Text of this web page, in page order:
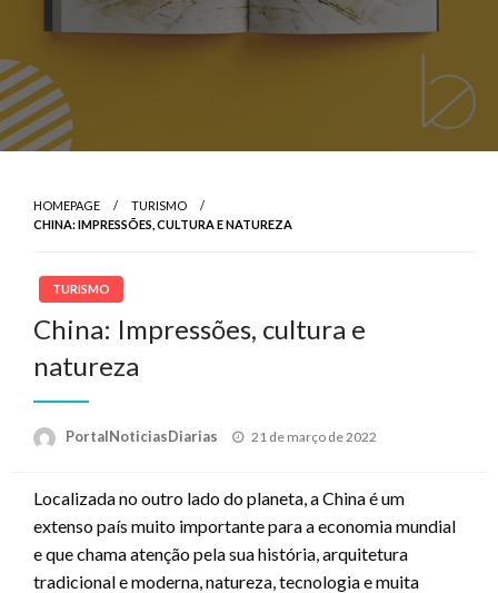
HOMEPAGE
TURISMO
CHINA: IMPRESSÕES, CULTURA E NATUREZA
TURISMO
China: Impressões, cultura e
natureza
PortalNoticiasDiarias
Posted
21 de março de 2022
Localizada no outro lado do planeta, a China é um
extenso país muito importante para a economia mundial
e que chama atenção pela sua história, arquitetura
tradicional e moderna, natureza, tecnologia e muita